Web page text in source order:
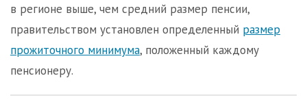
в регионе выше, чем средний размер пенсии,
правительством установлен определенный размер
прожиточного минимума, положенный каждому
пенсионеру.